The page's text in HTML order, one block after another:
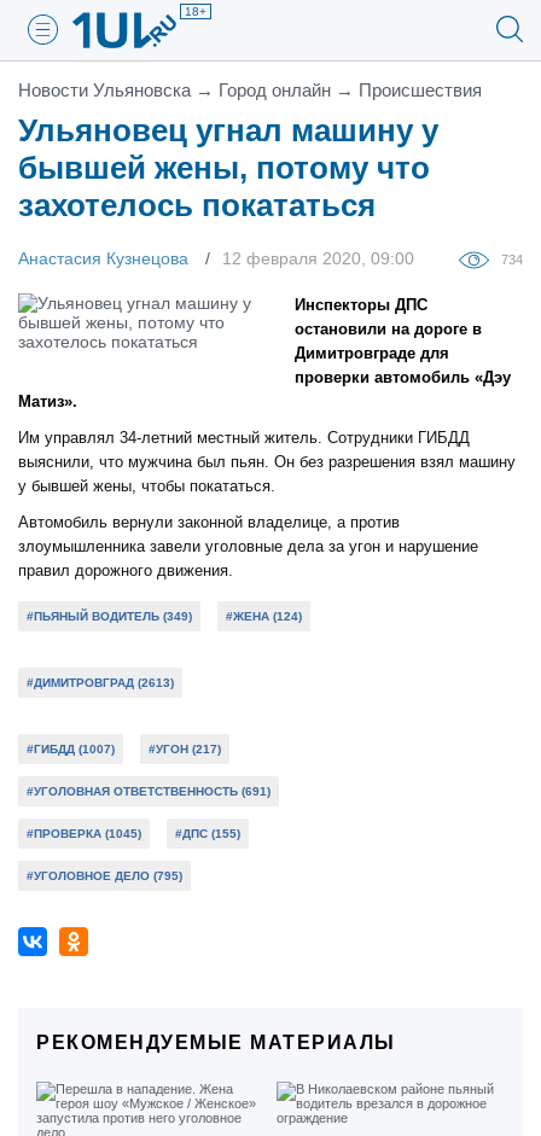
18+
Новости Ульяновска → Город онлайн → Проиcшествия
Ульяновец угнал машину у
бывшей жены, потому что
захотелось покататься
Анастасия Кузнецова 12 февраля 2020, 09:00 734
Инспекторы ДПС
остановили на дороге в
Димитровграде для
проверки автомобиль «Дэу
Матиз».
Им управлял 34-летний местный житель. Сотрудники ГИБДД
выяснили, что мужчина был пьян. Он без разрешения взял машину
у бывшей жены, чтобы покататься.
Автомобиль вернули законной владелице, а против
злоумышленника завели уголовные дела за угон и нарушение
правил дорожного движения.
#ПЬЯНЫЙ ВОДИТЕЛЬ (349) #ЖЕНА (124)
#ДИМИТРОВГРАД (2613)
#ГИБДД (1007) #УГОН (217)
#УГОЛОВНАЯ ОТВЕТСТВЕННОСТЬ (691)
#ПРОВЕРКА (1045) #ДПС (155)
#УГОЛОВНОЕ ДЕЛО (795)
РЕКОМЕНДУЕМЫЕ МАТЕРИАЛЫ